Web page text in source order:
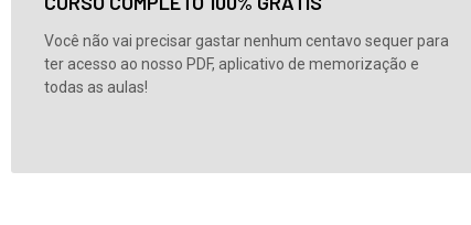
Você não vai precisar gastar nenhum centavo sequer para
ter acesso ao nosso PDF, aplicativo de memorização e
todas as aulas!